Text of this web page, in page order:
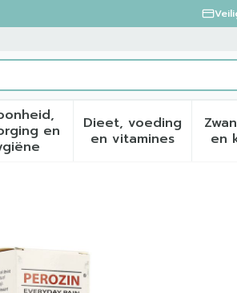
en
Toon submenu voor
Dieet, voeding
en vitamines
Toon
en
100ml